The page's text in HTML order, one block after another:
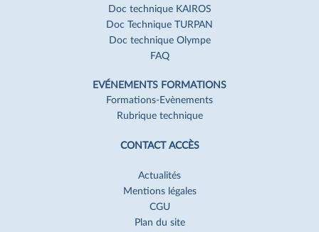
Doc technique KAIROS
Doc Technique TURPAN
Doc technique Olympe
FAQ
EVÉNEMENTS FORMATIONS
Formations-Evènements
Rubrique technique
CONTACT ACCÈS
Actualités
Mentions légales
CGU
Plan du site